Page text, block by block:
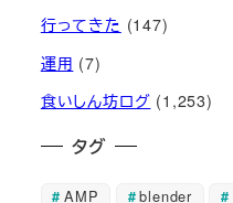
行ってきた (147)
運用 (7)
食いしん坊ログ (1,253)
タグ
AMP blender